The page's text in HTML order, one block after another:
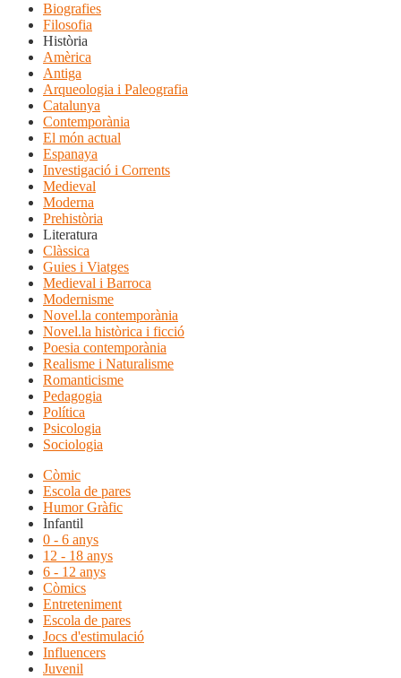
Biografies
Filosofia
Història
Amèrica
Antiga
Arqueologia i Paleografia
Catalunya
Contemporània
El món actual
Espanaya
Investigació i Corrents
Medieval
Moderna
Prehistòria
Literatura
Clàssica
Guies i Viatges
Medieval i Barroca
Modernisme
Novel.la contemporània
Novel.la històrica i ficció
Poesia contemporània
Realisme i Naturalisme
Romanticisme
Pedagogia
Política
Psicologia
Sociologia
Còmic
Escola de pares
Humor Gràfic
Infantil
0 - 6 anys
12 - 18 anys
6 - 12 anys
Còmics
Entreteniment
Escola de pares
Jocs d'estimulació
Influencers
Juvenil